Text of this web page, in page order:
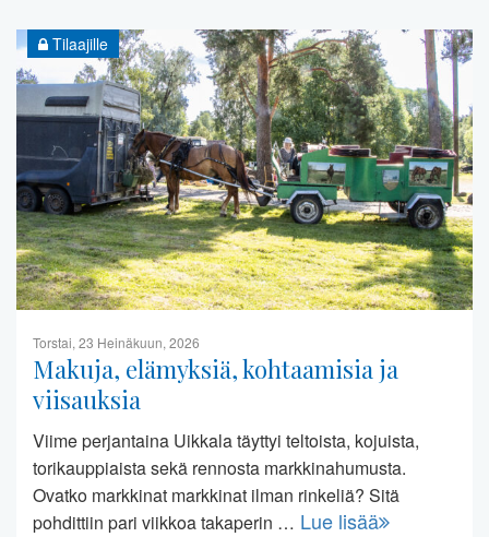
Tilaajille
Torstai, 23 Heinäkuun, 2026
Makuja, elämyksiä, kohtaamisia ja
viisauksia
Viime perjantaina Uikkala täyttyi teltoista, kojuista,
torikauppiaista sekä rennosta markkinahumusta.
Ovatko markkinat markkinat ilman rinkeliä? Sitä
pohdittiin pari viikkoa takaperin … Lue lisää